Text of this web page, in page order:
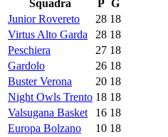
Squadra P G
Junior Rovereto
28 18
Virtus Alto Garda
28 18
Peschiera
27 18
Gardolo
26 18
Buster Verona
20 18
Night Owls Trento 18 18
Valsugana Basket
16 18
Europa Bolzano
10 18